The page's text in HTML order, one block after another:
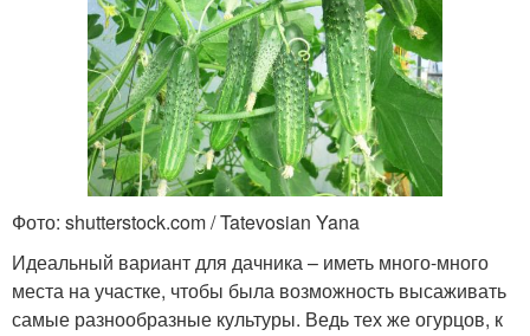
Фото: shutterstock.com / Tatevosian Yana
Идеальный вариант для дачника – иметь много-много
места на участке, чтобы была возможность высаживать
самые разнообразные культуры. Ведь тех же огурцов, к